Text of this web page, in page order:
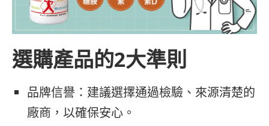
選購產品的2大準則
品牌信譽：建議選擇通過檢驗、來源清楚的
廠商，以確保安心。